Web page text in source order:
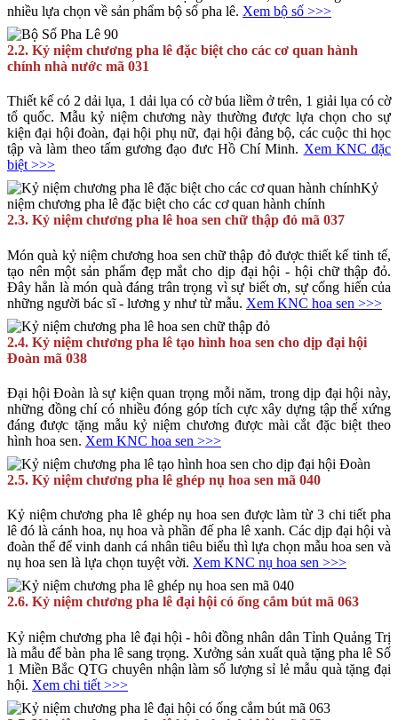
nhiều lựa chọn về sản phẩm bộ số pha lê. Xem bộ số >>>
2.2. Kỷ niệm chương pha lê đặc biệt cho các cơ quan hành
chính nhà nước mã 031
Thiết kế có 2 dải lụa, 1 dải lụa có cờ búa liềm ở trên, 1 giải lụa có cờ
tổ quốc. Mẫu kỷ niệm chương này thường được lựa chọn cho sự
kiện đại hội đoàn, đại hội phụ nữ, đại hội đảng bộ, các cuộc thi học
tập và làm theo tấm gương đạo đưc Hồ Chí Minh. Xem KNC đặc
biệt >>>
2.3. Kỷ niệm chương pha lê hoa sen chữ thập đỏ mã 037
Món quà kỷ niệm chương hoa sen chữ thập đỏ được thiết kế tinh tế,
tạo nên một sản phẩm đẹp mắt cho dịp đại hội - hội chữ thập đỏ.
Đây hẳn là món quà đáng trân trọng vì sự biết ơn, sự cống hiến của
những người bác sĩ - lương y như từ mẫu. Xem KNC hoa sen >>>
2.4. Kỷ niệm chương pha lê tạo hình hoa sen cho dịp đại hội
Đoàn mã 038
Đại hội Đoàn là sự kiện quan trọng mỗi năm, trong dịp đại hội này,
những đồng chí có nhiều đóng góp tích cực xây dựng tập thế xứng
đáng được tặng mẫu kỷ niệm chương được mài cắt đặc biệt theo
hình hoa sen. Xem KNC hoa sen >>>
2.5. Kỷ niệm chương pha lê ghép nụ hoa sen mã 040
Kỷ niệm chương pha lê ghép nụ hoa sen được làm từ 3 chi tiết pha
lê đó là cánh hoa, nụ hoa và phần đế pha lê xanh. Các dịp đại hội và
đoàn thể để vinh danh cá nhân tiêu biểu thì lựa chọn mẫu hoa sen và
nụ hoa sen là lựa chọn tuyệt vời. Xem KNC nụ hoa sen >>>
2.6. Kỷ niệm chương pha lê đại hội có ống cắm bút mã 063
Kỷ niệm chương pha lê đại hội - hôi đồng nhân dân Tỉnh Quảng Trị
là mẫu để bàn pha lê sang trọng. Xưởng sản xuất quà tặng pha lê Số
1 Miền Bắc QTG chuyên nhận làm số lượng sỉ lẻ mẫu quà tặng đại
hội. Xem chi tiết >>>